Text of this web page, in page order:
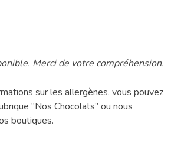
Merci de votre compréhension.
sur les allergènes, vous pouvez
“Nos Chocolats” ou nous
boutiques.